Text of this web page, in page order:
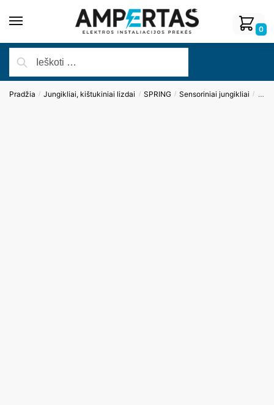
0
Pradžia / Jungikliai, kištukiniai lizdai / SPRING / Sensoriniai jungikliai /